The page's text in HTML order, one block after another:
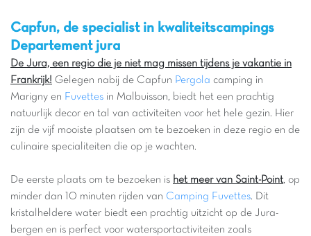
Capfun, de specialist in kwaliteitscampings
Departement jura
De Jura, een regio die je niet mag missen tijdens je vakantie in
Frankrijk! Gelegen nabij de Capfun Pergola camping in
Marigny en Fuvettes in Malbuisson, biedt het een prachtig
natuurlijk decor en tal van activiteiten voor het hele gezin. Hier
zijn de vijf mooiste plaatsen om te bezoeken in deze regio en de
culinaire specialiteiten die op je wachten.
De eerste plaats om te bezoeken is het meer van Saint-Point, op
minder dan 10 minuten rijden van Camping Fuvettes. Dit
kristalheldere water biedt een prachtig uitzicht op de Jura-
bergen en is perfect voor watersportactiviteiten zoals